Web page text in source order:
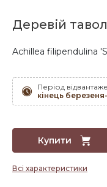
Деревій
Achillea filipendulina
Період
кінець
Купити
Всі характеристики